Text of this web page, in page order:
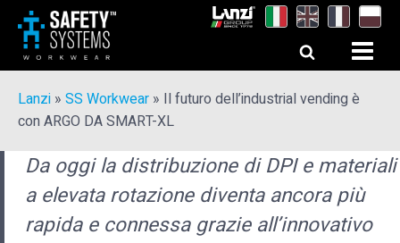
Lanzi » SS Workwear » Il futuro dell’industrial vending è
con ARGO DA SMART-XL
Da oggi la distribuzione di DPI e materiali
a elevata rotazione diventa ancora più
rapida e connessa grazie all’innovativo